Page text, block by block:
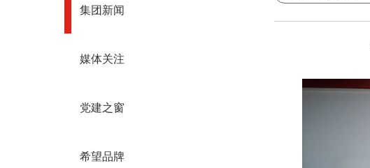
集团新闻
媒体关注
党建之窗
希望品牌